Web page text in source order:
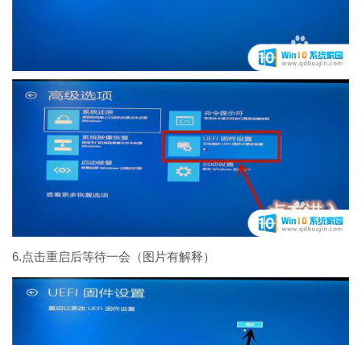
6.点击重启后等待一会（图片有解释）